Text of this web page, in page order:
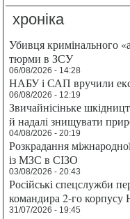
хроніка
Убивця кримінального
тюрми в ЗСУ
06/08/2026 - 14:28
НАБУ і САП вручили
06/08/2026 - 12:19
Звичайнісіньке
й надалі знищувати
04/08/2026 - 20:19
Розкрадання
із МЗС в СІЗО
03/08/2026 - 20:43
Російські спецслужби
командира 2-го корпусу
31/07/2026 - 19:45